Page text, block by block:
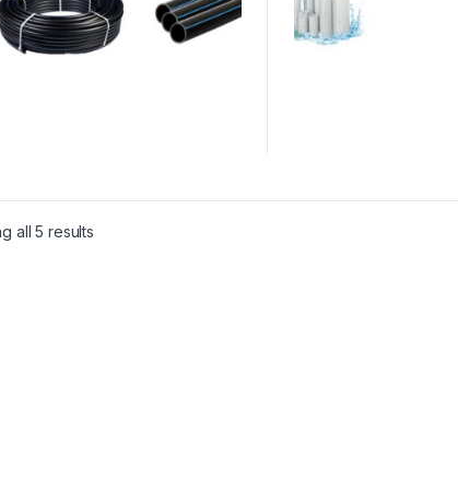
all 5 results